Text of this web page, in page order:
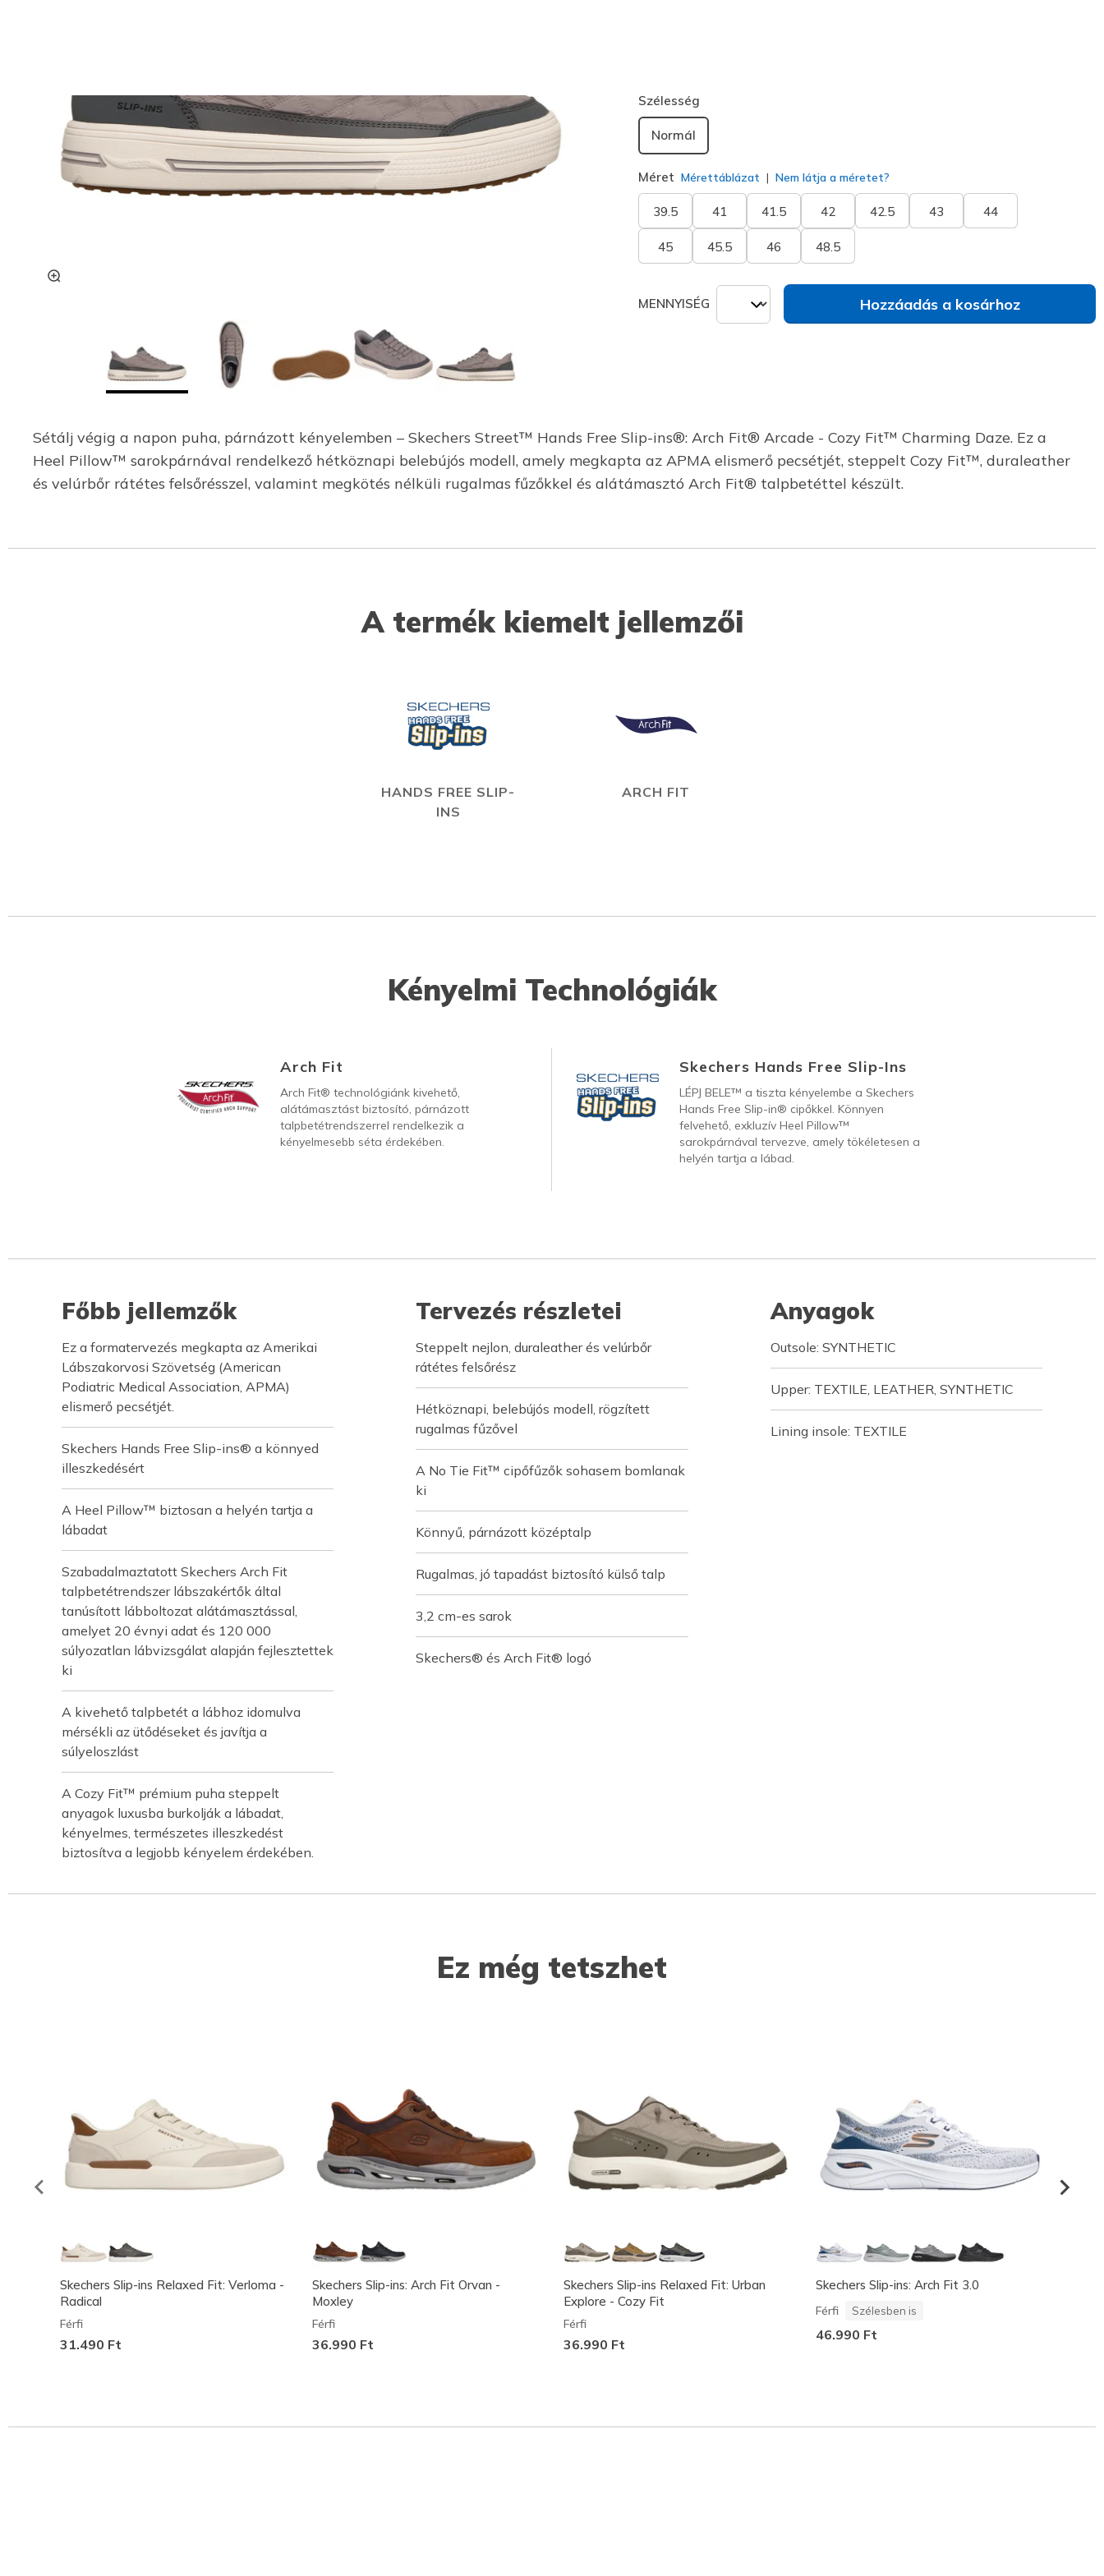
Szélesség
Normál
Méret Mérettáblázat Nem látja a méretet?
39.5 41 41.5 42 42.5 43 44
45 45.5 46 48.5
MENNYISÉG Hozzáadás a kosárhoz
Sétálj végig a napon puha, párnázott kényelemben – Skechers Street™ Hands Free Slip-ins®: Arch Fit® Arcade - Cozy Fit™ Charming Daze. Ez a
Heel Pillow™ sarokpárnával rendelkező hétköznapi belebújós modell, amely megkapta az APMA elismerő pecsétjét, steppelt Cozy Fit™, duraleather
és velúrbőr rátétes felsőrésszel, valamint megkötés nélküli rugalmas fűzőkkel és alátámasztó Arch Fit® talpbetéttel készült.
A termék kiemelt jellemzői
HANDS FREE SLIP-
INS
ARCH FIT
Kényelmi Technológiák
Arch Fit
Arch Fit® technológiánk kivehető,
alátámasztást biztosító, párnázott
talpbetétrendszerrel rendelkezik a
kényelmesebb séta érdekében.
Skechers Hands Free Slip-Ins
LÉPJ BELE™ a tiszta kényelembe a Skechers
Hands Free Slip-in® cipőkkel. Könnyen
felvehető, exkluzív Heel Pillow™
sarokpárnával tervezve, amely tökéletesen a
helyén tartja a lábad.
Főbb jellemzők
Ez a formatervezés megkapta az Amerikai
Lábszakorvosi Szövetség (American
Podiatric Medical Association, APMA)
elismerő pecsétjét.
Skechers Hands Free Slip-ins® a könnyed
illeszkedésért
A Heel Pillow™ biztosan a helyén tartja a
lábadat
Szabadalmaztatott Skechers Arch Fit
talpbetétrendszer lábszakértők által
tanúsított lábboltozat alátámasztással,
amelyet 20 évnyi adat és 120 000
súlyozatlan lábvizsgálat alapján fejlesztettek
ki
A kivehető talpbetét a lábhoz idomulva
mérsékli az ütődéseket és javítja a
súlyeloszlást
A Cozy Fit™ prémium puha steppelt
anyagok luxusba burkolják a lábadat,
kényelmes, természetes illeszkedést
biztosítva a legjobb kényelem érdekében.
Tervezés részletei
Steppelt nejlon, duraleather és velúrbőr
rátétes felsőrész
Hétköznapi, belebújós modell, rögzített
rugalmas fűzővel
A No Tie Fit™ cipőfűzők sohasem bomlanak
ki
Könnyű, párnázott középtalp
Rugalmas, jó tapadást biztosító külső talp
3,2 cm-es sarok
Skechers® és Arch Fit® logó
Anyagok
Outsole: SYNTHETIC
Upper: TEXTILE, LEATHER, SYNTHETIC
Lining insole: TEXTILE
Ez még tetszhet
Skechers Slip-ins Relaxed Fit: Verloma -
Radical
Férfi
31.490 Ft
Skechers Slip-ins: Arch Fit Orvan -
Moxley
Férfi
36.990 Ft
Skechers Slip-ins Relaxed Fit: Urban
Explore - Cozy Fit
Férfi
36.990 Ft
Skechers Slip-ins: Arch Fit 3.0
Férfi Szélesben is
46.990 Ft